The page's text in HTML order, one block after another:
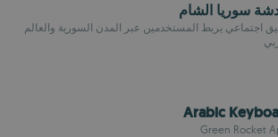
سوريا الشام
اجتماعي يربط المستخدمين عبر المدن السورية والعالم
Arabic
Green Rocket